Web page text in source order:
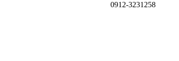
0912-3231258